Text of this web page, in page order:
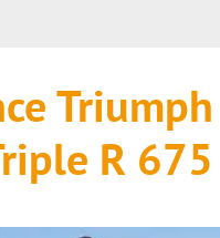
Triumph
R 675